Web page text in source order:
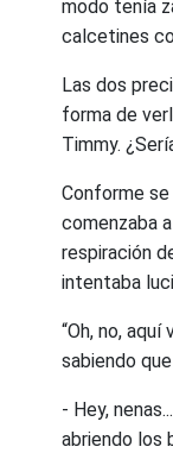
modo tenía
calcetines
Las dos
forma de
Timmy.
Conforme
comenzaba
respiración
intentaba
“Oh, no, aquí
sabiendo
- Hey,
abriendo los